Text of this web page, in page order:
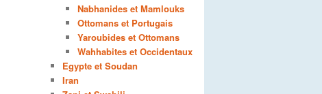
Nabhanides et Mamlouks
Ottomans et Portugais
Yaroubides et Ottomans
Wahhabites et Occidentaux
Egypte et Soudan
Iran